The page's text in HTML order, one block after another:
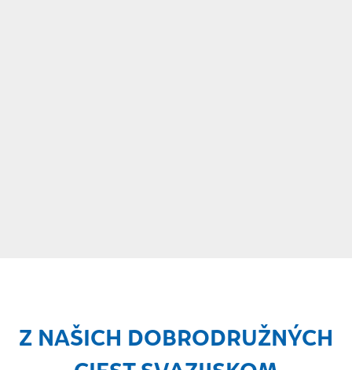
Z NAŠICH DOBRODRUŽNÝCH